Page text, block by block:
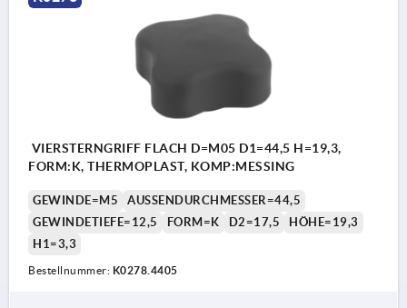
VIERSTERNGRIFF FLACH D=M05 D1=44,5 H=19,3,
FORM:K, THERMOPLAST, KOMP:MESSING
GEWINDE=M5
AUSSENDURCHMESSER=44,5
GEWINDETIEFE=12,5
FORM=K D2=17,5
HÖHE=19,3
H1=3,3
Bestellnummer: K0278.4405